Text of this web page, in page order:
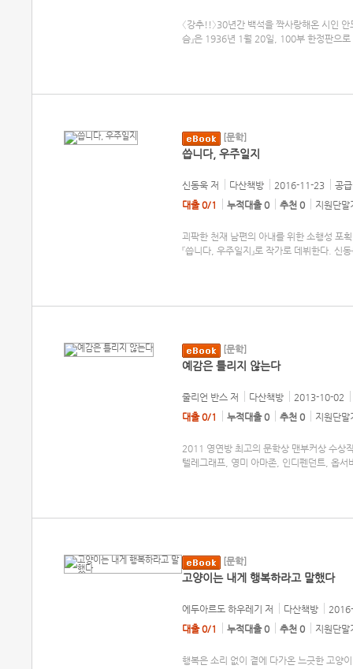
〈강추!!〉30년간 백석을 짝사랑해온 시인
슴』은 1936년 1월 20일, 100부 한정판으
[문학]
씁니다, 우주일지
신동욱 저 다산책방 2016-11-23
공
대출 0/1
누적대출 0 추천 0 지원단
괴팍한 천재 남편의 아내를 위한 소행성 포
『씁니다, 우주일지』로 작가로 데뷔한다.
[문학]
예감은 틀리지 않는다
줄리언 반스 저 다산책방
2013-10-02
대출 0/1
누적대출 0 추천 0 지원단
2011 영연방 최고의 문학상 맨부커상 수상
텔레그래프, 영미 아마존, 인디펜던트, 옵
[문학]
고양이는 내게 행복하라고 말했다
에두아르도 하우레기 저 다산책방
대출 0/1
누적대출 0 추천 0 지원단
행복은 소리 없이 곁에 다가온 느긋한 고양